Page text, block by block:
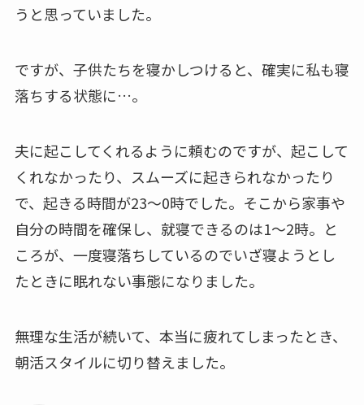
うと思っていました。
ですが、子供たちを寝かしつけると、確実に私も寝
落ちする状態に…。
夫に起こしてくれるように頼むのですが、起こして
くれなかったり、スムーズに起きられなかったり
で、起きる時間が23～0時でした。そこから家事や
自分の時間を確保し、就寝できるのは1～2時。と
ころが、一度寝落ちしているのでいざ寝ようとし
たときに眠れない事態になりました。
無理な生活が続いて、本当に疲れてしまったとき、
朝活スタイルに切り替えました。